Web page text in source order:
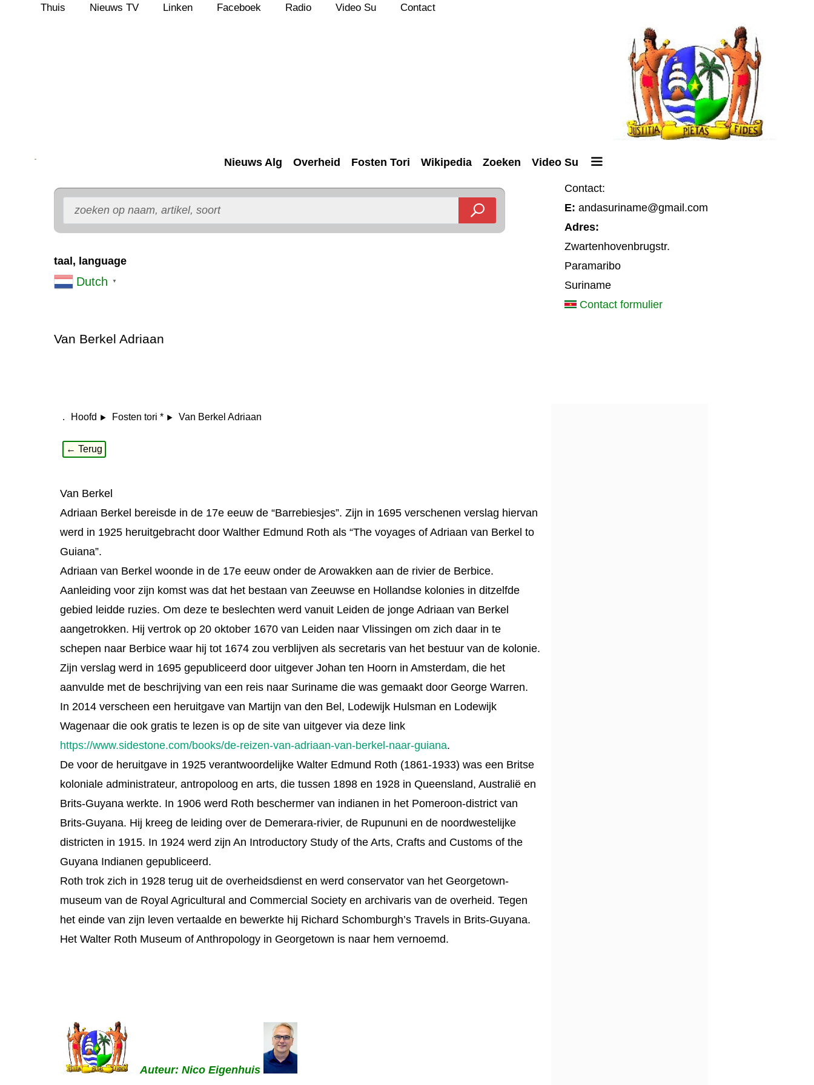
Thuis Nieuws TV Linken Faceboek Radio Video Su Contact
Nieuws Alg Overheid Fosten Tori Wikipedia Zoeken Video Su
taal, language
Dutch ▼
Van Berkel Adriaan
. Hoofd Fosten tori * Van Berkel Adriaan
← Terug
Van Berkel
Adriaan Berkel bereisde in de 17e eeuw de “Barrebiesjes”. Zijn in 1695 verschenen verslag hiervan
werd in 1925 heruitgebracht door Walther Edmund Roth als “The voyages of Adriaan van Berkel to
Guiana”.
Adriaan van Berkel woonde in de 17e eeuw onder de Arowakken aan de rivier de Berbice.
Aanleiding voor zijn komst was dat het bestaan van Zeeuwse en Hollandse kolonies in ditzelfde
gebied leidde ruzies. Om deze te beslechten werd vanuit Leiden de jonge Adriaan van Berkel
aangetrokken. Hij vertrok op 20 oktober 1670 van Leiden naar Vlissingen om zich daar in te
schepen naar Berbice waar hij tot 1674 zou verblijven als secretaris van het bestuur van de kolonie.
Zijn verslag werd in 1695 gepubliceerd door uitgever Johan ten Hoorn in Amsterdam, die het
aanvulde met de beschrijving van een reis naar Suriname die was gemaakt door George Warren.
In 2014 verscheen een heruitgave van Martijn van den Bel, Lodewijk Hulsman en Lodewijk
Wagenaar die ook gratis te lezen is op de site van uitgever via deze link
https://www.sidestone.com/books/de-reizen-van-adriaan-van-berkel-naar-guiana.
De voor de heruitgave in 1925 verantwoordelijke Walter Edmund Roth (1861-1933) was een Britse
koloniale administrateur, antropoloog en arts, die tussen 1898 en 1928 in Queensland, Australië en
Brits-Guyana werkte. In 1906 werd Roth beschermer van indianen in het Pomeroon-district van
Brits-Guyana. Hij kreeg de leiding over de Demerara-rivier, de Rupununi en de noordwestelijke
districten in 1915. In 1924 werd zijn An Introductory Study of the Arts, Crafts and Customs of the
Guyana Indianen gepubliceerd.
Roth trok zich in 1928 terug uit de overheidsdienst en werd conservator van het Georgetown-
museum van de Royal Agricultural and Commercial Society en archivaris van de overheid. Tegen
het einde van zijn leven vertaalde en bewerkte hij Richard Schomburgh’s Travels in Brits-Guyana.
Het Walter Roth Museum of Anthropology in Georgetown is naar hem vernoemd.
Auteur: Nico Eigenhuis
Contact:
E: andasuriname@gmail.com
Adres:
Zwartenhovenbrugstr.
Paramaribo
Suriname
Contact formulier